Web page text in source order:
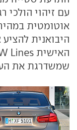
עם זיהוי הולכי
אוטומטית
היבואנית
שמשדרגת את